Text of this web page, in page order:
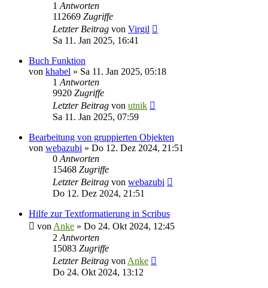
1 Antworten
112669 Zugriffe
Letzter Beitrag von Virgil
Sa 11. Jan 2025, 16:41
Buch Funktion
von khabel » Sa 11. Jan 2025, 05:18
1 Antworten
9920 Zugriffe
Letzter Beitrag von utnik
Sa 11. Jan 2025, 07:59
Bearbeitung von gruppierten Objekten
von webazubi » Do 12. Dez 2024, 21:51
0 Antworten
15468 Zugriffe
Letzter Beitrag von webazubi
Do 12. Dez 2024, 21:51
Hilfe zur Textformatierung in Scribus
von Anke » Do 24. Okt 2024, 12:45
2 Antworten
15083 Zugriffe
Letzter Beitrag von Anke
Do 24. Okt 2024, 13:12